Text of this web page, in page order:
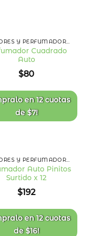
DIFUSORES Y PERFUMADORES AUTO
Cuadrado
Auto
$80
en12 cuotas
de$7!
DIFUSORES Y PERFUMADORES AUTO
Auto Pinitos
Surtido x 12
$192
en12 cuotas
de$16!